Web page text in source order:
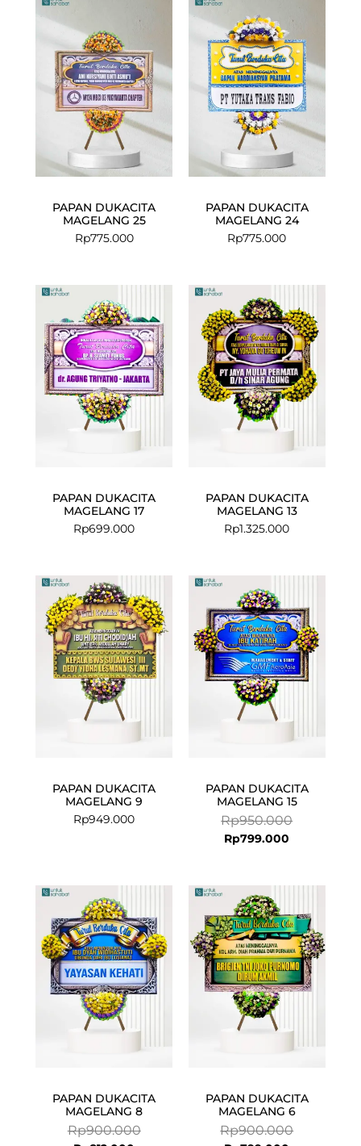
PAPAN DUKACITA
MAGELANG 25
Rp775.000
PAPAN DUKACITA
MAGELANG 24
Rp775.000
PAPAN DUKACITA
MAGELANG 17
Rp699.000
PAPAN DUKACITA
MAGELANG 13
Rp1.325.000
PAPAN DUKACITA
MAGELANG 9
Rp949.000
PAPAN DUKACITA
MAGELANG 15
Rp950.000
was:
Rp950.000.
Rp799.000
is:
Rp799.000.
PAPAN DUKACITA
MAGELANG 8
Rp900.000
was:
Rp900.000.
is:
Rp812.000.
PAPAN DUKACITA
MAGELANG 6
Rp900.000
was:
Rp900.000.
is:
Rp799.000.